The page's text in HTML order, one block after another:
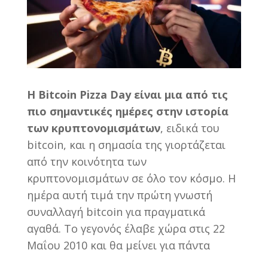
Η Bitcoin Pizza Day είναι μια από τις
πιο σημαντικές ημέρες στην ιστορία
των κρυπτονομισμάτων, ειδικά του
bitcoin, και η σημασία της γιορτάζεται
από την κοινότητα των
κρυπτονομισμάτων σε όλο τον κόσμο. Η
ημέρα αυτή τιμά την πρώτη γνωστή
συναλλαγή bitcoin για πραγματικά
αγαθά. Το γεγονός έλαβε χώρα στις 22
Μαΐου 2010 και θα μείνει για πάντα